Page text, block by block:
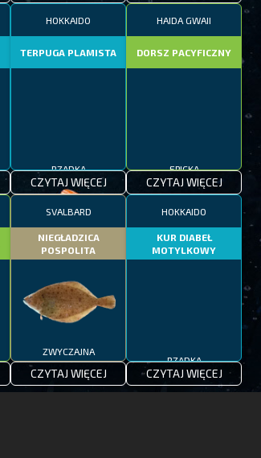
HOKKAIDO
TERPUGA PLAMISTA
CZYTAJ WIĘCEJ
HAIDA GWAII
DORSZ PACYFICZNY
CZYTAJ WIĘCEJ
SVALBARD
NIEGŁADZICA
POSPOLITA
ZWYCZAJNA
CZYTAJ WIĘCEJ
HOKKAIDO
KUR DIABEŁ
MOTYLKOWY
CZYTAJ WIĘCEJ